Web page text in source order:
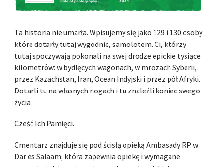
Ta historia nie umarła. Wpisujemy się jako 129 i 130 osoby
które dotarły tutaj wygodnie, samolotem. Ci, którzy
tutaj spoczywają pokonali na swej drodze epickie tysiące
kilometrów: w bydlęcych wagonach, w mrozach Syberii,
przez Kazachstan, Iran, Ocean Indyjski i przez pół Afryki.
Dotarli tu na własnych nogach i tu znaleźli koniec swego
życia.
Cześć Ich Pamięci.
Cmentarz znajduje się pod ścisłą opieką Ambasady RP w
Dar es Salaam, która zapewnia opiekę i wymagane